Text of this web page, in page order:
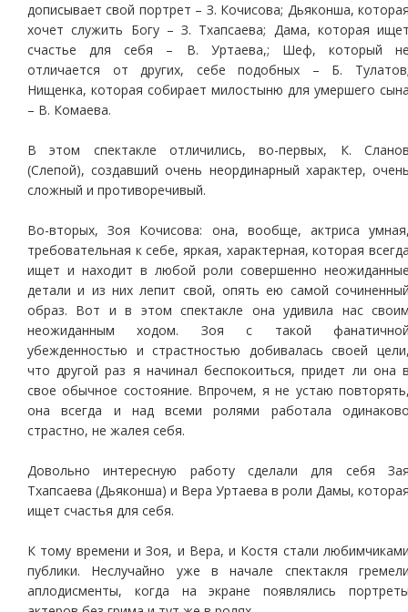
дописывает свой портрет – З. Кочисова; Дьяконша,
хочет служить Богу – З. Тхапсаева; Дама, которая
счастье для себя – В. Уртаева,; Шеф, который
отличается от других, себе подобных – Б.
Нищенка, которая собирает милостыню для умершего
– В. Комаева.
В этом спектакле отличились, во-первых, К.
(Слепой), создавший очень неординарный характер,
сложный и противоречивый.
Во-вторых, Зоя Кочисова: она, вообще, актриса
требовательная к себе, яркая, характерная, которая
ищет и находит в любой роли совершенно
детали и из них лепит свой, опять ею самой
образ. Вот и в этом спектакле она удивила нас
неожиданным ходом. Зоя с такой
убежденностью и страстностью добивалась своей
что другой раз я начинал беспокоиться, придет ли она
свое обычное состояние. Впрочем, я не устаю
она всегда и над всеми ролями работала
страстно, не жалея себя.
Довольно интересную работу сделали для себя
Тхапсаева (Дьяконша) и Вера Уртаева в роли Дамы,
ищет счастья для себя.
К тому времени и Зоя, и Вера, и Костя стали
публики. Неслучайно уже в начале спектакля
аплодисменты, когда на экране появлялись